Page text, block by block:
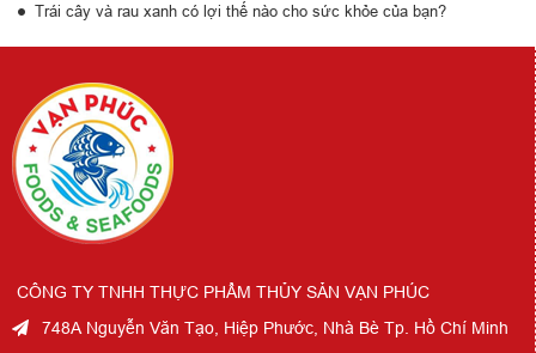
Trái cây và rau xanh có lợi thế nào cho sức khỏe của bạn?
CÔNG TY TNHH THỰC PHẨM THỦY SẢN VẠN PHÚC
748A Nguyễn Văn Tạo, Hiệp Phước, Nhà Bè Tp. Hồ Chí Minh